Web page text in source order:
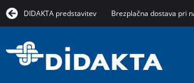
DIDAKTA predstavitev Brezplačna dostava pri